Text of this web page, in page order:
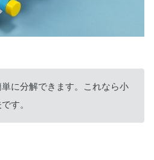
に分解できます。これなら小
す。